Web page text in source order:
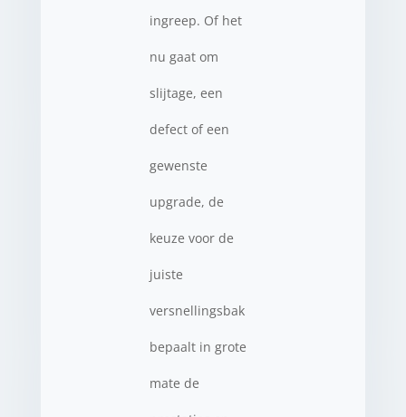
ingreep. Of het
nu gaat om
slijtage, een
defect of een
gewenste
upgrade, de
keuze voor de
juiste
versnellingsbak
bepaalt in grote
mate de